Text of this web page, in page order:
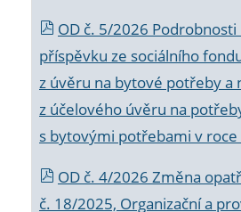
OD č. 5/2026
příspěvku ze sociálního
z úvěru na bytové potřeby a
z účelového úvěru na
s bytovými potřebami v roce
OD č. 4/2026 Změna
č. 18/2025, Organizační a